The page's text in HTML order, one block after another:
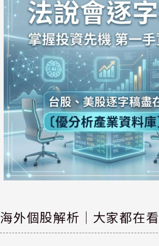
海外個股解析｜大家都在看